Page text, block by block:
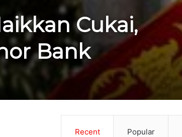
Cukai,
Bank
Recent Popular